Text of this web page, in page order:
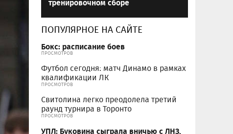
ПОПУЛЯРНОЕ НА САЙТЕ
Бокс: расписание боев
ПРОСМОТРОВ
Футбол сегодня: матч Динамо в рамках
квалификации ЛК
ПРОСМОТРОВ
Свитолина легко преодолела третий
раунд турнира в Торонто
ПРОСМОТРОВ
УПЛ: Буковина сыграла вничью с ЛНЗ,